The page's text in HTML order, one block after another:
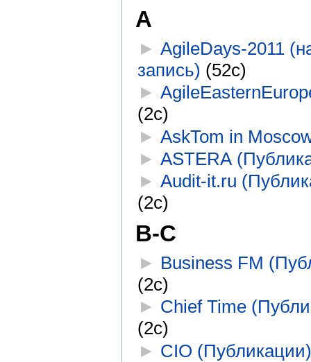
A
►AgileDays-2011
запись) (52с)
►
(2с)
►AskTom in
►ASTERA
►Audit-it.ru
(2с)
B-C
► Business FM
(2с)
► Chief Time
(2с)
► CIO